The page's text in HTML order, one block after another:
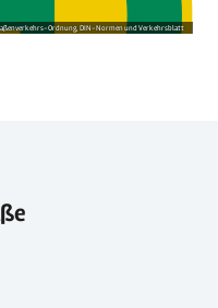
Ordnung, DIN-Normen und Verkehrsblatt